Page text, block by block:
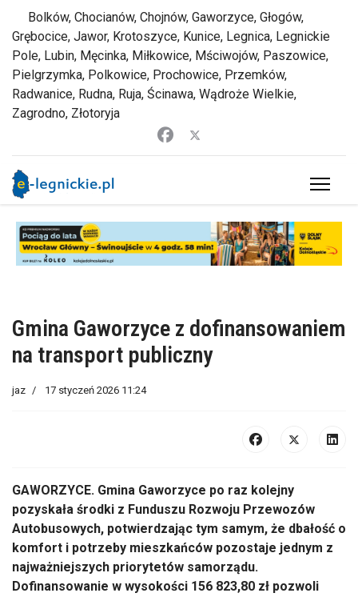
Bolków, Chocianów, Chojnów, Gaworzyce, Głogów,
Grębocice, Jawor, Krotoszyce, Kunice, Legnica, Legnickie
Pole, Lubin, Męcinka, Miłkowice, Mściwojów, Paszowice,
Pielgrzymka, Polkowice, Prochowice, Przemków,
Radwanice, Rudna, Ruja, Ścinawa, Wądroże Wielkie,
Zagrodno, Złotoryja
Gmina Gaworzyce z dofinansowaniem
na transport publiczny
jaz 17 styczeń 2026 11:24
GAWORZYCE. Gmina Gaworzyce po raz kolejny
pozyskała środki z Funduszu Rozwoju Przewozów
Autobusowych, potwierdzając tym samym, że dbałość o
komfort i potrzeby mieszkańców pozostaje jednym z
najważniejszych priorytetów samorządu.
Dofinansowanie w wysokości 156 823,80 zł pozwoli